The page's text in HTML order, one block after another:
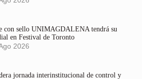
con sello UNIMAGDALENA tendrá su
en Festival de Toronto
2026
jornada interinstitucional de control y